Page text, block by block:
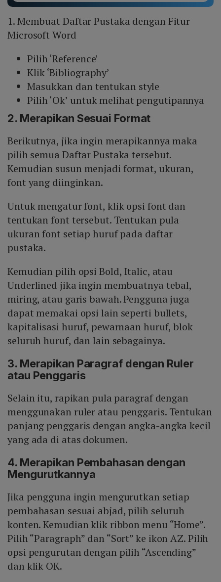
1. Membuat Daftar Pustaka dengan Fitur
Microsoft Word
Pilih ‘Reference’
Klik ‘Bibliography’
Masukkan dan tentukan style
Pilih ‘Ok’ untuk melihat pengutipannya
2. Merapikan Sesuai Format
Berikutnya, jika ingin merapikannya maka
pilih semua Daftar Pustaka tersebut.
Kemudian susun menjadi format, ukuran,
font yang diinginkan.
Untuk mengatur font, klik opsi font dan
tentukan font tersebut. Tentukan pula
ukuran font setiap huruf pada daftar
pustaka.
Kemudian pilih opsi Bold, Italic, atau
Underlined jika ingin membuatnya tebal,
miring, atau garis bawah. Pengguna juga
dapat memakai opsi lain seperti bullets,
kapitalisasi huruf, pewarnaan huruf, blok
seluruh huruf, dan lain sebagainya.
3. Merapikan Paragraf dengan Ruler
atau Penggaris
Selain itu, rapikan pula paragraf dengan
menggunakan ruler atau penggaris. Tentukan
panjang penggaris dengan angka-angka kecil
yang ada di atas dokumen.
4. Merapikan Pembahasan dengan
Mengurutkannya
Jika pengguna ingin mengurutkan setiap
pembahasan sesuai abjad, pilih seluruh
konten. Kemudian klik ribbon menu “Home”.
Pilih “Paragraph” dan “Sort” ke ikon AZ. Pilih
opsi pengurutan dengan pilih “Ascending”
dan klik OK.